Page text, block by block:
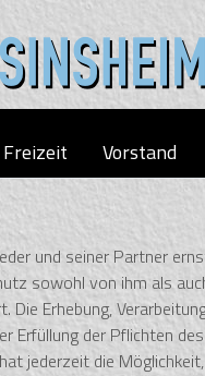
Freizeit Vorstand
und seiner Partner
sowohl von ihm als
Erhebung,
der Pflichten
jederzeit die